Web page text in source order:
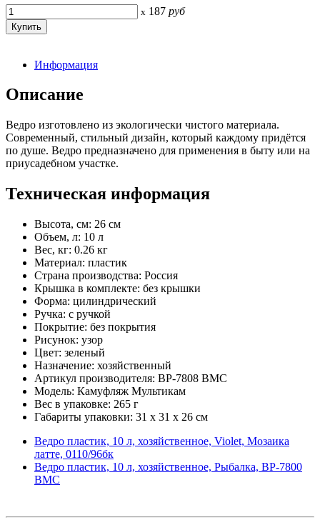
x 187 руб
Информация
Описание
Ведро изготовлено из экологически чистого материала.
Современный, стильный дизайн, который каждому придётся
по душе. Ведро предназначено для применения в быту или на
приусадебном участке.
Техническая информация
Высота, см: 26 см
Объем, л: 10 л
Вес, кг: 0.26 кг
Материал: пластик
Страна производства: Россия
Крышка в комплекте: без крышки
Форма: цилиндрический
Ручка: с ручкой
Покрытие: без покрытия
Рисунок: узор
Цвет: зеленый
Назначение: хозяйственный
Артикул производителя: ВР-7808 ВМС
Модель: Камуфляж Мультикам
Вес в упаковке: 265 г
Габариты упаковки: 31 x 31 x 26 см
Ведро пластик, 10 л, хозяйственное, Violet, Мозаика
латте, 0110/96бк
Ведро пластик, 10 л, хозяйственное, Рыбалка, ВР-7800
ВМС